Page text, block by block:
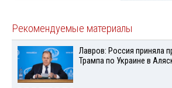
Рекомендуемые материалы
Лавров: Россия приняла
Трампа по Украине в